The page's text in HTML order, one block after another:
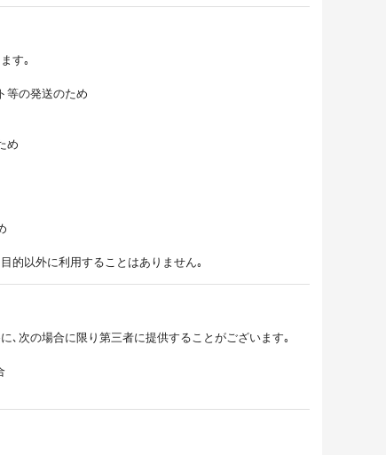
す｡
等の発送のため
め
的以外に利用することはありません｡
､次の場合に限り第三者に提供することがございます｡